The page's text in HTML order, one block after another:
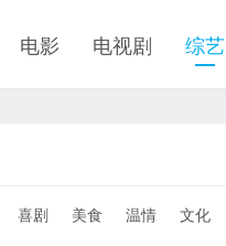
电影 电视剧 综艺
喜剧 美食 温情 文化